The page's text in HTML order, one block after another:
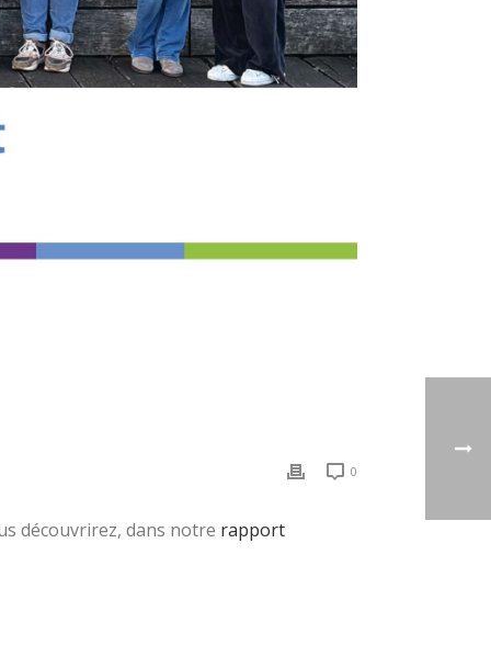
0
découvrirez, dans notre rapport